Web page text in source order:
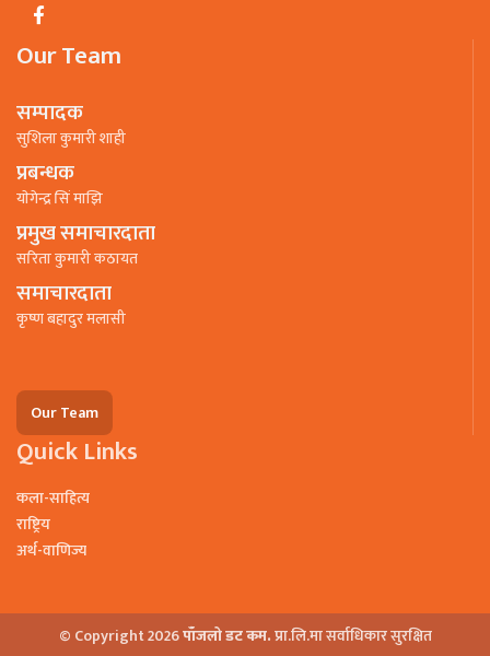
Our Team
सम्पादक
सुशिला कुमारी शाही
प्रबन्धक
याेगेन्द्र सिं माझि
प्रमुख समाचारदाता
सरिता कुमारी कठायत
समाचारदाता
कृष्ण बहादुर मलासी
Our Team
Quick Links
कला-साहित्य
राष्ट्रिय
अर्थ-वाणिज्य
© Copyright 2026पाँजलो डट कम.प्रा.लि.मा सर्वाधिकार सुरक्षित